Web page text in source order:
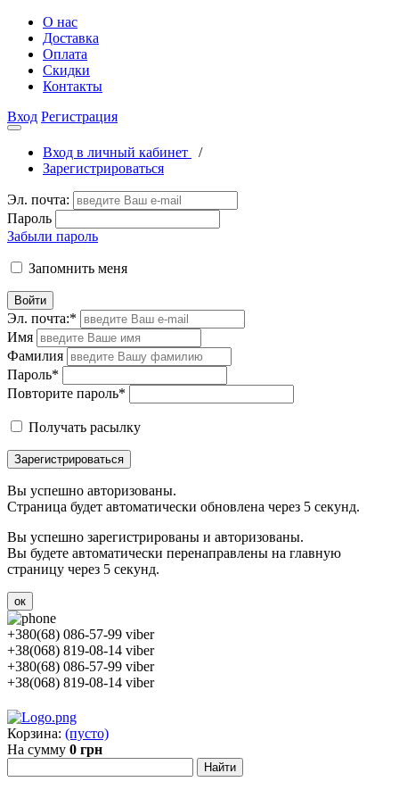
О нас
Доставка
Оплата
Скидки
Контакты
Вход Регистрация
Вход в личный кабинет
/
Зарегистрироваться
Эл. почта:
Пароль
Забыли пароль
Запомнить меня
Войти
Эл. почта:*
Имя
Фамилия
Пароль*
Повторите пароль*
Получать расылку
Зарегистрироваться
Вы успешно авторизованы.
Страница будет автоматически обновлена через 5 секунд.
Вы успешно зарегистрированы и авторизованы.
Вы будете автоматически перенаправлены на главную
страницу через 5 секунд.
ок
+380(68) 086-57-99 viber
+38(068) 819-08-14 viber
+380(68) 086-57-99 viber
+38(068) 819-08-14 viber
Корзина: (пусто)
На сумму 0 грн